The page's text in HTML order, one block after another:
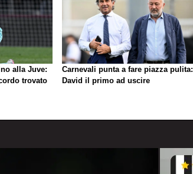
alla Juve:
trovato
Carnevali punta a fare piazza pulita:
David il primo ad uscire